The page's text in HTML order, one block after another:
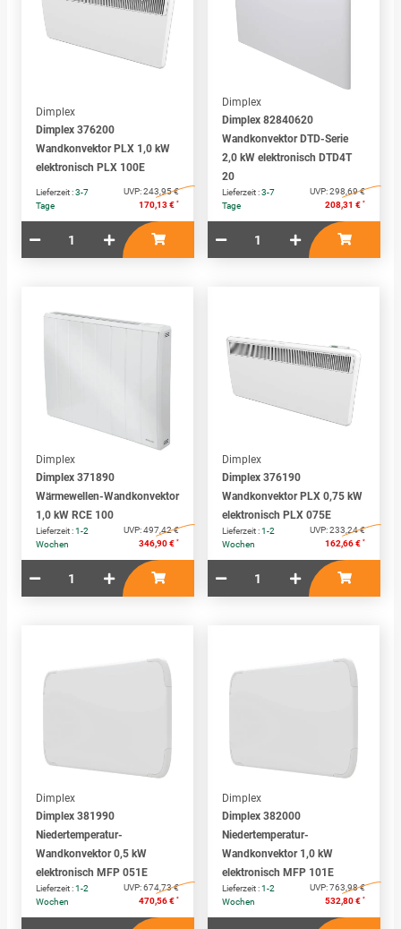
Dimplex
Dimplex 376200
Wandkonvektor PLX 1,0 kW
elektronisch PLX 100E
Lieferzeit :3-7
Tage
UVP:243,95 €
170,13 € *
Dimplex
Dimplex 82840620
Wandkonvektor DTD-Serie
2,0 kW elektronisch DTD4T
20
Lieferzeit :3-7
Tage
UVP:298,69 €
208,31 € *
Dimplex
Dimplex 371890
Wärmewellen-Wandkonvektor
1,0 kW RCE 100
Lieferzeit :1-2
Wochen
UVP:497,42 €
346,90 € *
Dimplex
Dimplex 376190
Wandkonvektor PLX 0,75 kW
elektronisch PLX 075E
Lieferzeit :1-2
Wochen
UVP:233,24 €
162,66 € *
Dimplex
Dimplex 381990
Niedertemperatur-
Wandkonvektor 0,5 kW
elektronisch MFP 051E
Lieferzeit :1-2
Wochen
UVP:674,73 €
470,56 € *
Dimplex
Dimplex 382000
Niedertemperatur-
Wandkonvektor 1,0 kW
elektronisch MFP 101E
Lieferzeit :1-2
Wochen
UVP:763,98 €
532,80 € *